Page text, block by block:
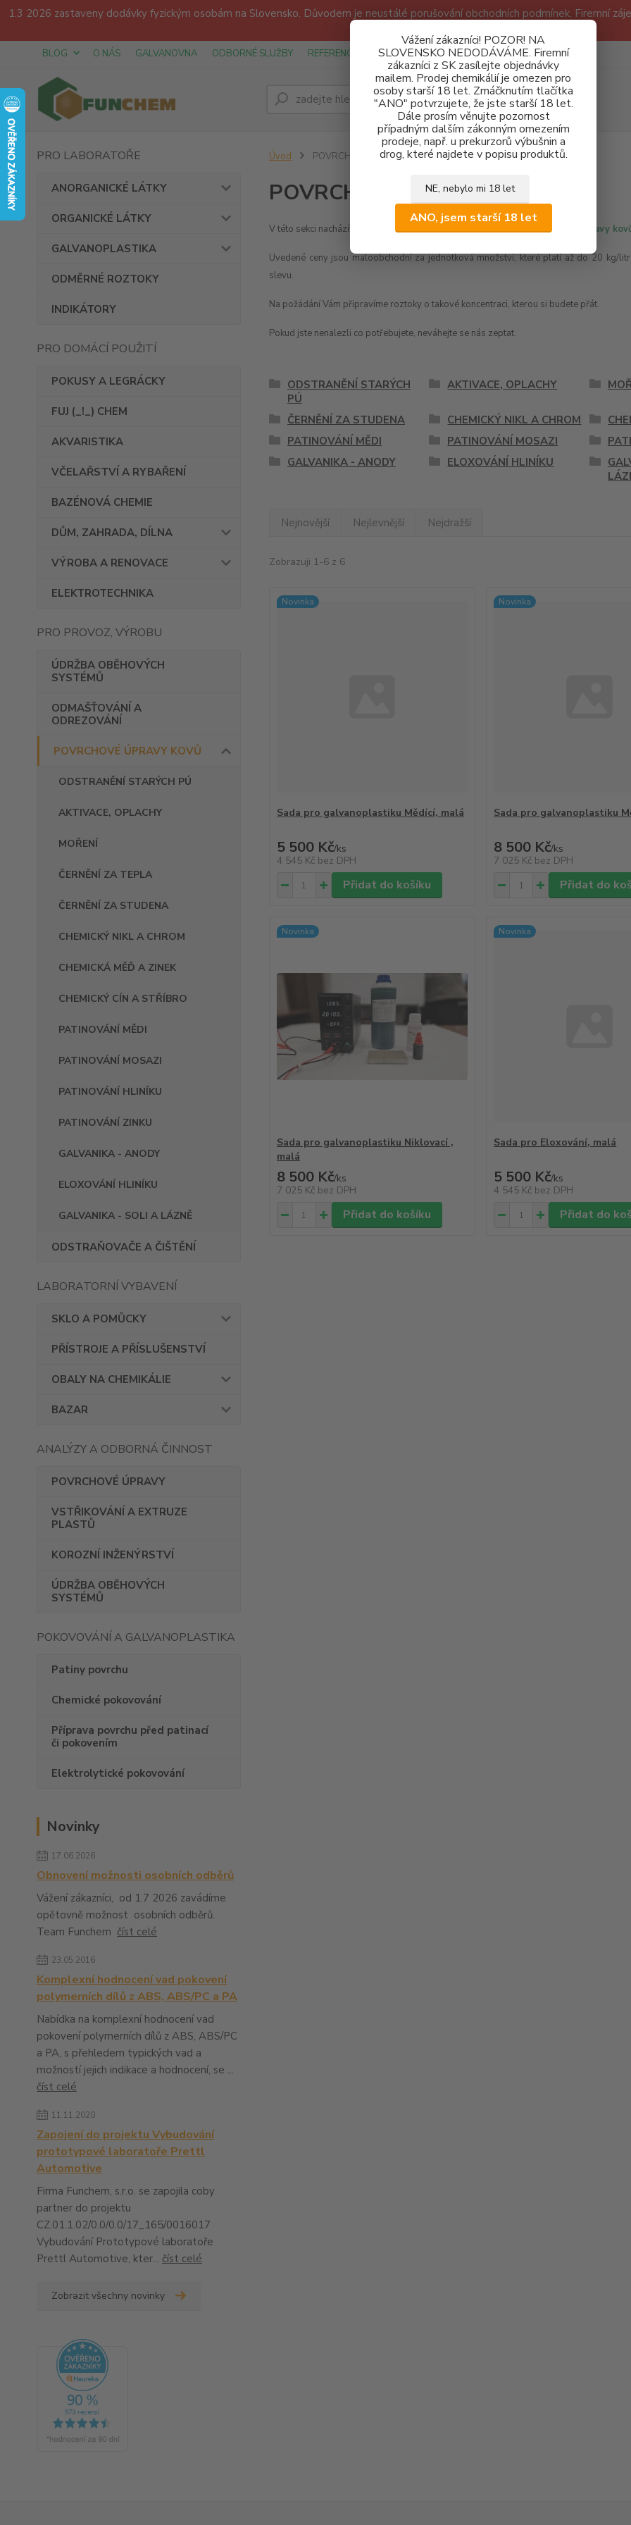
1.3 2026 zastaveny dodávky fyzickým osobám na Slovensko. Důvodem je neustálé porušování obchodních podmínek. Firemní
Vážení zákazníci! POZOR! NA
SLOVENSKO NEDODÁVÁME. Firemní
zákazníci z SK zasílejte objednávky
mailem. Prodej chemikálií je omezen pro
osoby starší 18 let. Zmáčknutím tlačítka
"ANO" potvrzujete, že jste starší 18 let.
Dále prosím věnujte pozornost
případným dalším zákonným omezením
prodeje, např. u prekurzorů výbušnin a
drog, které najdete v popisu produktů.
NE, nebylo mi 18 let
ANO, jsem starší 18 let
BLOG O NÁS GALVANOVNA ODBORNÉ SLUŽBY REFERENCE SPONZUREJEME OBCHODNÍ PODMÍNKY A GDPR
Hledat
PRO LABORATOŘE
ANORGANICKÉ LÁTKY
ORGANICKÉ LÁTKY
GALVANOPLASTIKA
ODMĚRNÉ ROZTOKY
INDIKÁTORY
PRO DOMÁCÍ POUŽITÍ
POKUSY A LEGRÁCKY
FUJ (_!_) CHEM
AKVARISTIKA
VČELAŘSTVÍ A RYBAŘENÍ
BAZÉNOVÁ CHEMIE
DŮM, ZAHRADA, DÍLNA
VÝROBA A RENOVACE
ELEKTROTECHNIKA
PRO PROVOZ, VÝROBU
ÚDRŽBA OBĚHOVÝCH
SYSTÉMŮ
ODMAŠŤOVÁNÍ A
ODREZOVÁNÍ
POVRCHOVÉ ÚPRAVY KOVŮ
ODSTRANĚNÍ STARÝCH PÚ
AKTIVACE, OPLACHY
MOŘENÍ
ČERNĚNÍ ZA TEPLA
ČERNĚNÍ ZA STUDENA
CHEMICKÝ NIKL A CHROM
CHEMICKÁ MĚĎ A ZINEK
CHEMICKÝ CÍN A STŘÍBRO
PATINOVÁNÍ MĚDI
PATINOVÁNÍ MOSAZI
PATINOVÁNÍ HLINÍKU
PATINOVÁNÍ ZINKU
GALVANIKA - ANODY
ELOXOVÁNÍ HLINÍKU
GALVANIKA - SOLI A LÁZNĚ
ODSTRAŇOVAČE A ČIŠTĚNÍ
LABORATORNÍ VYBAVENÍ
SKLO A POMŮCKY
PŘÍSTROJE A PŘÍSLUŠENSTVÍ
OBALY NA CHEMIKÁLIE
BAZAR
ANALÝZY A ODBORNÁ ČINNOST
POVRCHOVÉ ÚPRAVY
VSTŘIKOVÁNÍ A EXTRUZE
PLASTŮ
KOROZNÍ INŽENÝRSTVÍ
ÚDRŽBA OBĚHOVÝCH
SYSTÉMŮ
POKOVOVÁNÍ A GALVANOPLASTIKA
Patiny povrchu
Chemické pokovování
Příprava povrchu před patinací
či pokovením
Elektrolytické pokovování
Novinky
17.06.2026
Obnovení možnosti osobních odběrů
Vážení zákazníci, od 1.7 2026 zavádíme
opětovně možnost osobních odběrů.
Team Funchem číst celé
23.05.2016
Komplexní hodnocení vad pokovení
polymerních dílů z ABS, ABS/PC a PA
Nabídka na komplexní hodnocení vad
pokovení polymerních dílů z ABS, ABS/PC
a PA, s přehledem typických vad a
možností jejich indikace a hodnocení, se ...
číst celé
11.11.2020
Zapojení do projektu Vybudování
prototypové laboratoře Prettl
Automotive
Firma Funchem, s.r.o. se zapojila coby
partner do projektu
CZ.01.1.02/0.0/0.0/17_165/0016017
Vybudování Prototypové laboratoře
Prettl Automotive, kter... číst celé
Zobrazit všechny novinky
Úvod POVRCHOVÉ ÚPRAVY KOVŮ
POVRCHOVÉ ÚPRAVY KOVŮ
V této sekci nacházíte chemikálie vhodné pro průmyslové i "garážnické" úpravy
Uvedené ceny jsou maloobchodní za jednotková množství, které platí až do 20 kg/
slevu.
Na požádání Vám připravíme roztoky o takové koncentraci, kterou si budete přát.
Pokud jste nenalezli co potřebujete, neváhejte se nás zeptat.
ODSTRANĚNÍ STARÝCH
PÚ
AKTIVACE, OPLACHY
ČERNĚNÍ ZA STUDENA CHEMICKÝ NIKL A CHROM
PATINOVÁNÍ MĚDI
PATINOVÁNÍ MOSAZI
GALVANIKA - ANODY
ELOXOVÁNÍ HLINÍKU
Nejnovější Nejlevnější Nejdražší
Zobrazuji 1-6 z 6
Novinka
Sada pro galvanoplastiku Mědící, malá
5 500 Kč/ks
4 545 Kč bez DPH
Přidat do košíku
Novinka
Sada pro galvanoplastiku
8 500 Kč/ks
7 025 Kč bez DPH
Přidat do
Novinka
Sada pro galvanoplastiku Niklovací ,
malá
8 500 Kč/ks
7 025 Kč bez DPH
Přidat do košíku
Novinka
Sada pro Eloxování, malá
5 500 Kč/ks
4 545 Kč bez DPH
Přidat do